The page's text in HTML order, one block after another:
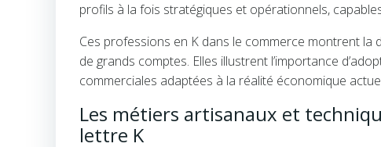
profils à la fois stratégiques et opérationnels,
Ces professions en K dans le commerce montrent
de grands comptes. Elles illustrent l’importance
commerciales adaptées à la réalité économique
Les métiers artisanaux et
lettre K